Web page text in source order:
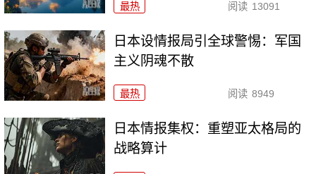
最热 阅读 13091
日本设情报局引全球警惕：军国
主义阴魂不散
最热 阅读 8949
日本情报集权：重塑亚太格局的
战略算计